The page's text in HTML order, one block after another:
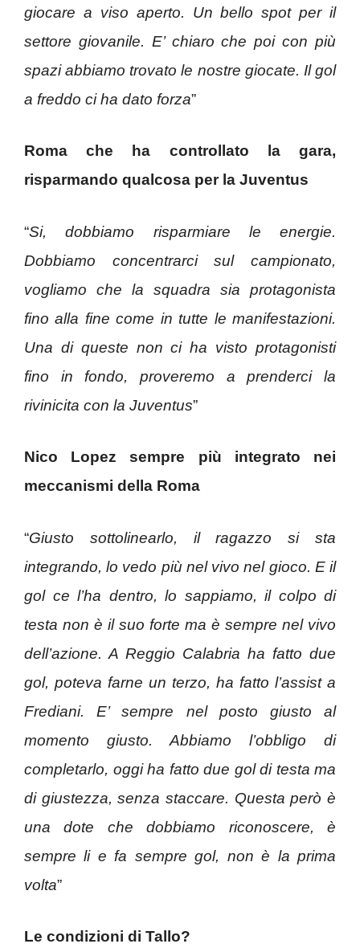
giocare a viso aperto. Un bello spot per il
settore giovanile. E’ chiaro che poi con più
spazi abbiamo trovato le nostre giocate. Il gol
a freddo ci ha dato forza”
Roma che ha controllato la gara,
risparmando qualcosa per la Juventus
“Si, dobbiamo risparmiare le energie.
Dobbiamo concentrarci sul campionato,
vogliamo che la squadra sia protagonista
fino alla fine come in tutte le manifestazioni.
Una di queste non ci ha visto protagonisti
fino in fondo, proveremo a prenderci la
rivinicita con la Juventus”
Nico Lopez sempre più integrato nei
meccanismi della Roma
“Giusto sottolinearlo, il ragazzo si sta
integrando, lo vedo più nel vivo nel gioco. E il
gol ce l’ha dentro, lo sappiamo, il colpo di
testa non è il suo forte ma è sempre nel vivo
dell’azione. A Reggio Calabria ha fatto due
gol, poteva farne un terzo, ha fatto l’assist a
Frediani. E’ sempre nel posto giusto al
momento giusto. Abbiamo l’obbligo di
completarlo, oggi ha fatto due gol di testa ma
di giustezza, senza staccare. Questa però è
una dote che dobbiamo riconoscere, è
sempre li e fa sempre gol, non è la prima
volta”
Le condizioni di Tallo?